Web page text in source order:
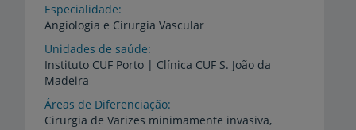
Especialidade
Angiologia e Cirurgia Vascular
Unidades de saúde
Instituto CUF Porto | Clínica CUF S. João da
Madeira
Áreas de Diferenciação
Cirurgia de Varizes minimamente invasiva,